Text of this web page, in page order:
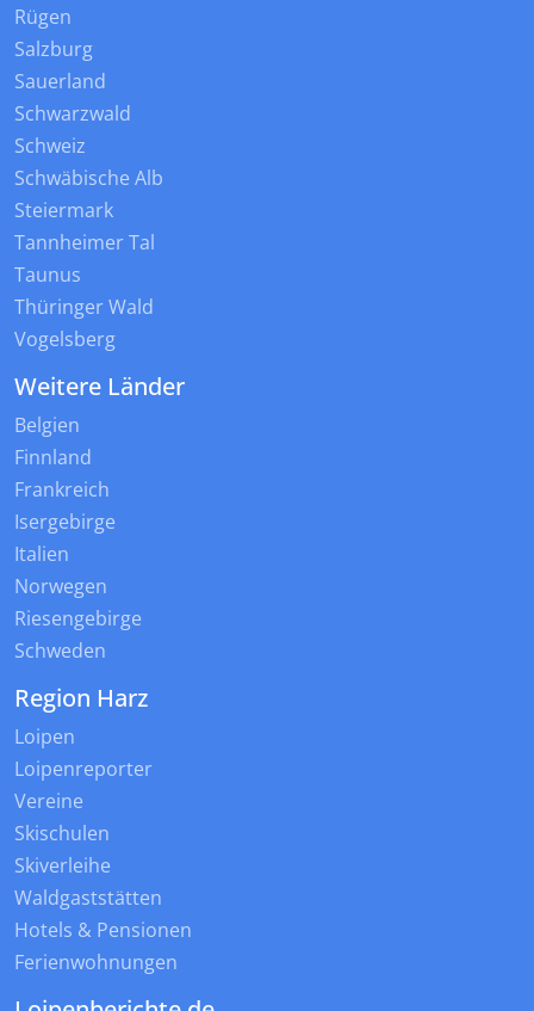
Rügen
Salzburg
Sauerland
Schwarzwald
Schweiz
Schwäbische Alb
Steiermark
Tannheimer Tal
Taunus
Thüringer Wald
Vogelsberg
Weitere Länder
Belgien
Finnland
Frankreich
Isergebirge
Italien
Norwegen
Riesengebirge
Schweden
Region Harz
Loipen
Loipenreporter
Vereine
Skischulen
Skiverleihe
Waldgaststätten
Hotels & Pensionen
Ferienwohnungen